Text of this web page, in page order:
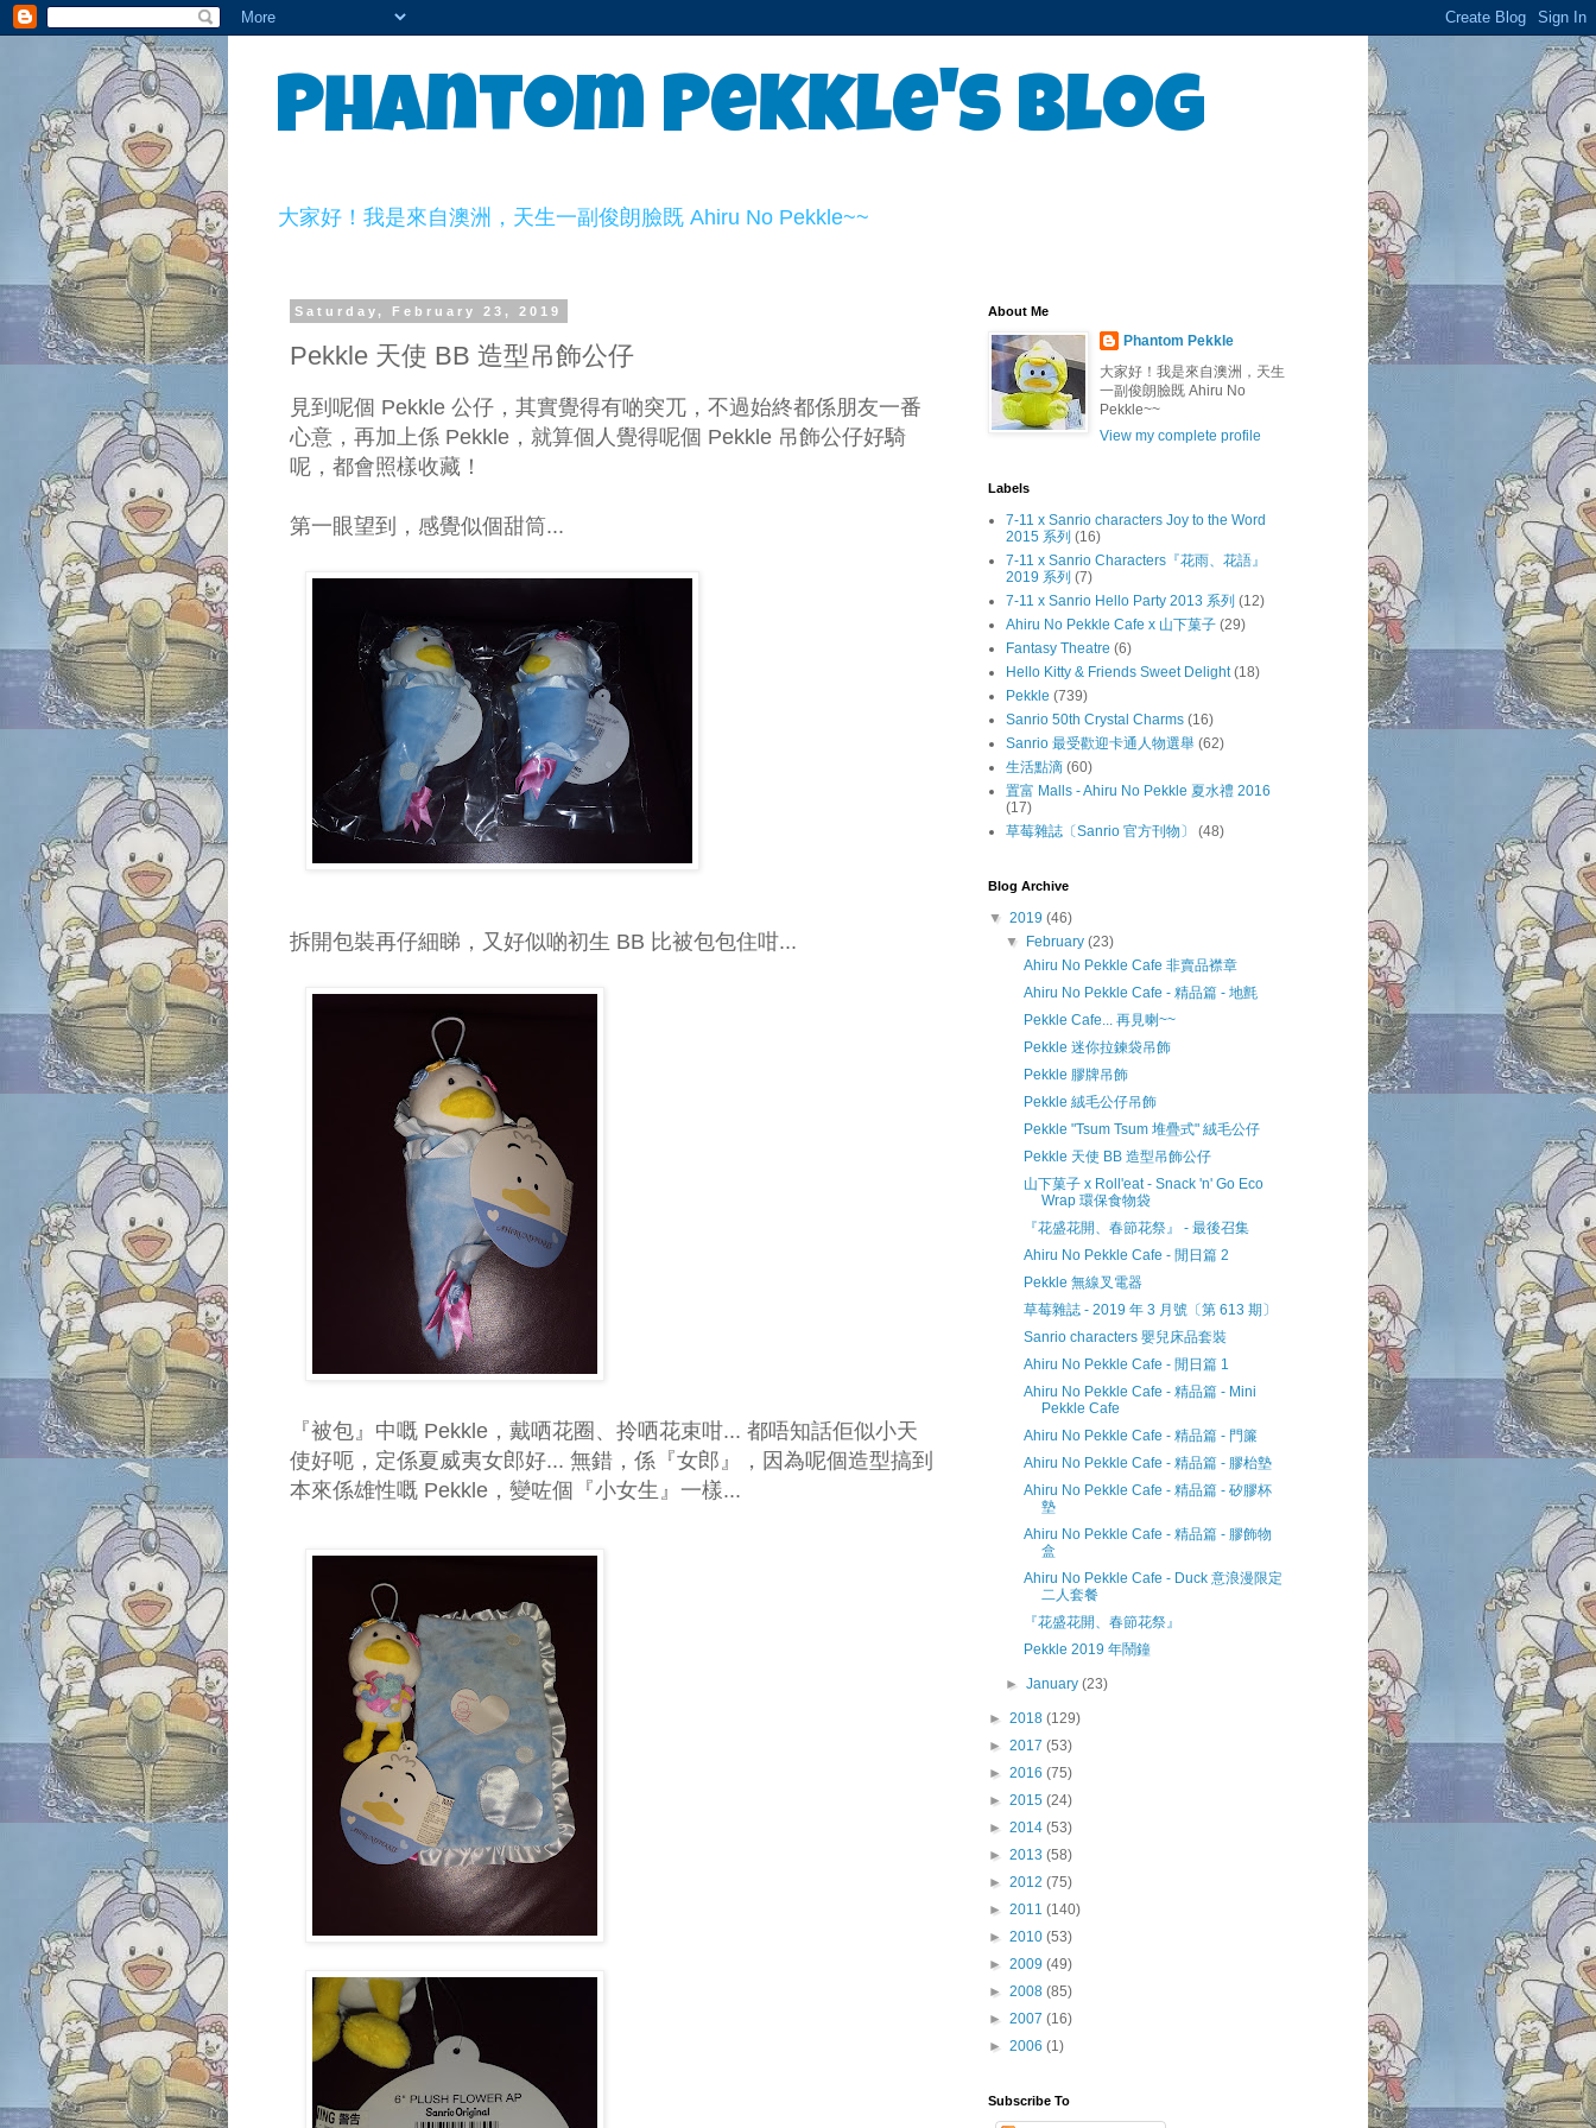
Phantom Pekkle's Blog
大家好！我是來自澳洲，天生一副俊朗臉既 Ahiru No Pekkle~~
Saturday, February 23, 2019
Pekkle 天使 BB 造型吊飾公仔
見到呢個 Pekkle 公仔，其實覺得有啲突兀，不過始終都係朋友一番
心意，再加上係 Pekkle，就算個人覺得呢個 Pekkle 吊飾公仔好騎
呢，都會照樣收藏！
第一眼望到，感覺似個甜筒...
拆開包裝再仔細睇，又好似啲初生 BB 比被包包住咁...
『被包』中嘅 Pekkle，戴哂花圈、拎哂花束咁... 都唔知話佢似小天
使好呃，定係夏威夷女郎好... 無錯，係『女郎』，因為呢個造型搞到
本來係雄性嘅 Pekkle，變咗個『小女生』一樣...
About Me
Phantom Pekkle
大家好！我是來自澳洲，天生
一副俊朗臉既 Ahiru No
Pekkle~~
View my complete profile
Labels
7-11 x Sanrio characters Joy to the Word
2015 系列 (16)
7-11 x Sanrio Characters『花雨、花語』
2019 系列 (7)
7-11 x Sanrio Hello Party 2013 系列 (12)
Ahiru No Pekkle Cafe x 山下菓子 (29)
Fantasy Theatre (6)
Hello Kitty & Friends Sweet Delight (18)
Pekkle (739)
Sanrio 50th Crystal Charms (16)
Sanrio 最受歡迎卡通人物選舉 (62)
生活點滴 (60)
置富 Malls - Ahiru No Pekkle 夏水禮 2016
(17)
草莓雜誌〔Sanrio 官方刊物〕
(48)
Blog Archive
▼ 2019 (46)
▼
February(23)
Ahiru No Pekkle Cafe 非賣品襟章
Ahiru No Pekkle Cafe - 精品篇 - 地氈
Pekkle Cafe... 再見喇~~
Pekkle 迷你拉鍊袋吊飾
Pekkle 膠牌吊飾
Pekkle 絨毛公仔吊飾
Pekkle "Tsum Tsum 堆疊式" 絨毛公仔
Pekkle 天使 BB 造型吊飾公仔
山下菓子 x Roll'eat - Snack 'n' Go Eco
Wrap 環保食物袋
『花盛花開、春節花祭』 - 最後召集
Ahiru No Pekkle Cafe - 閒日篇 2
Pekkle 無線叉電器
草莓雜誌 - 2019 年 3 月號〔第 613 期〕
Sanrio characters 嬰兒床品套裝
Ahiru No Pekkle Cafe - 閒日篇 1
Ahiru No Pekkle Cafe - 精品篇 - Mini
Pekkle Cafe
Ahiru No Pekkle Cafe - 精品篇 - 門簾
Ahiru No Pekkle Cafe - 精品篇 - 膠枱墊
Ahiru No Pekkle Cafe - 精品篇 - 矽膠杯
墊
Ahiru No Pekkle Cafe - 精品篇 - 膠飾物
盒
Ahiru No Pekkle Cafe - Duck 意浪漫限定
二人套餐
『花盛花開、春節花祭』
Pekkle 2019 年鬧鐘
►January(23)
► 2018 (129)
► 2017 (53)
► 2016 (75)
► 2015 (24)
► 2014 (53)
► 2013 (58)
► 2012 (75)
► 2011 (140)
► 2010 (53)
► 2009 (49)
► 2008 (85)
► 2007 (16)
► 2006 (1)
Subscribe To